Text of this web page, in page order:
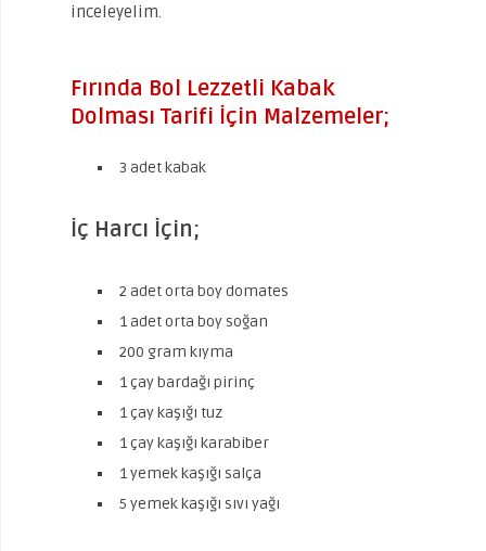
inceleyelim.
Fırında Bol Lezzetli Kabak
Dolması Tarifi İçin Malzemeler;
3 adet kabak
İç Harcı İçin;
2 adet orta boy domates
1 adet orta boy soğan
200 gram kıyma
1 çay bardağı pirinç
1 çay kaşığı tuz
1 çay kaşığı karabiber
1 yemek kaşığı salça
5 yemek kaşığı sıvı yağı